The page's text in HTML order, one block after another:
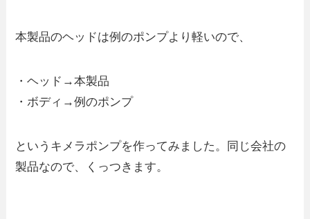
本製品のヘッドは例のポンプより軽いので、
・ヘッド→本製品
・ボディ→例のポンプ
というキメラポンプを作ってみました。同じ会社の
製品なので、くっつきます。